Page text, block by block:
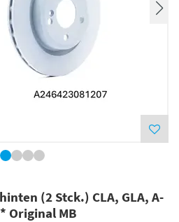
(2 Stck.) CLA, GLA, A-
Original MB